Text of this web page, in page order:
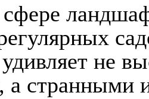
сфере
не
а странными